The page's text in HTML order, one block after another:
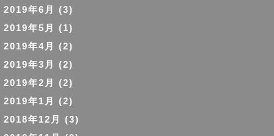
2019年6月
(3)
2019年5月
(1)
2019年4月
(2)
2019年3月
(2)
2019年2月
(2)
2019年1月
(2)
2018年12月
(3)